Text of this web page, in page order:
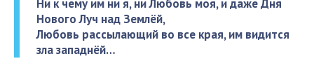
Ни к чему им ни я, ни Любовь моя, и даже Дня
Нового Луч над Землёй,
Любовь рассылающий во все края, им видится
зла западнёй…